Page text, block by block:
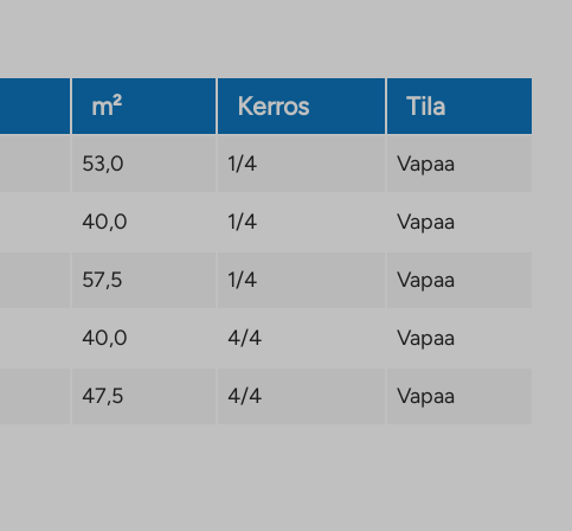
m² Kerros Tila
53,0 1/4 Vapaa
40,0 1/4 Vapaa
57,5 1/4 Vapaa
40,0 4/4 Vapaa
47,5 4/4 Vapaa